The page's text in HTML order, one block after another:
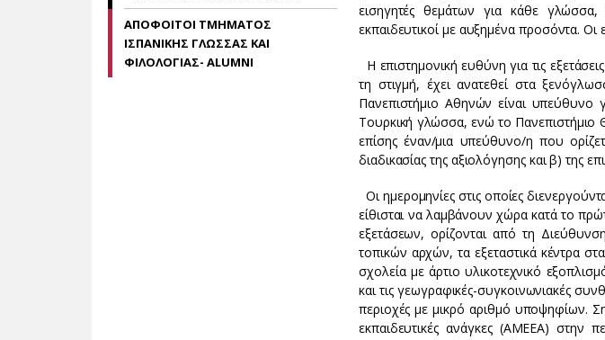
εισηγητές θεμάτων για κάθε γλώσσα,
εκπαιδευτικοί με αυξημένα προσόντα. Οι
Η επιστημονική ευθύνη για τις
τη στιγμή, έχει ανατεθεί στα
Πανεπιστήμιο Αθηνών είναι υπεύθυνο
Τουρκική γλώσσα, ενώ το Πανεπιστήμιο
επίσης έναν/μια υπεύθυνο/η που
διαδικασίας της αξιολόγησης και β)
Οι ημερομηνίες στις οποίες
είθισται να λαμβάνουν χώρα κατά το
εξετάσεων, ορίζονται από τη
τοπικών αρχών, τα εξεταστικά κέντρα
σχολεία με άρτιο υλικοτεχνικό
και τις γεωγραφικές-συγκοινωνιακές
περιοχές με μικρό αριθμό υποψηφίων.
εκπαιδευτικές ανάγκες (ΑΜΕΕΑ) στην
ΑΠΟΦΟΙΤΟΙ ΤΜΗΜΑΤΟΣ
ΙΣΠΑΝΙΚΗΣ ΓΛΩΣΣΑΣ ΚΑΙ
ΦΙΛΟΛΟΓΙΑΣ- ALUMNI